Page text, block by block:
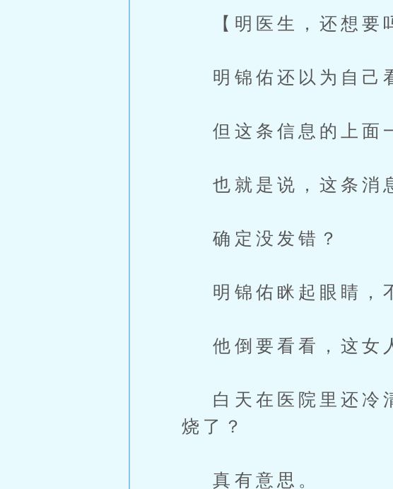
【明医生，还想要
明锦佑还以为自己
但这条信息的上面
也就是说，这条消
确定没发错？
明锦佑眯起眼睛，
他倒要看看，这女
白天在医院里还冷
烧了？
真有意思。